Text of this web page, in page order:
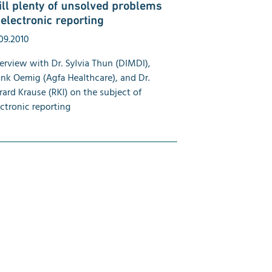
plenty of unsolved problems
reporting
with Dr. Sylvia Thun (DIMDI),
Oemig (Agfa Healthcare), and Dr.
Krause (RKI) on the subject of
reporting